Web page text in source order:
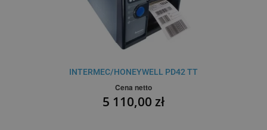
INTERMEC/HONEYWELL PD42 TT
Cena netto
5 110,00 zł